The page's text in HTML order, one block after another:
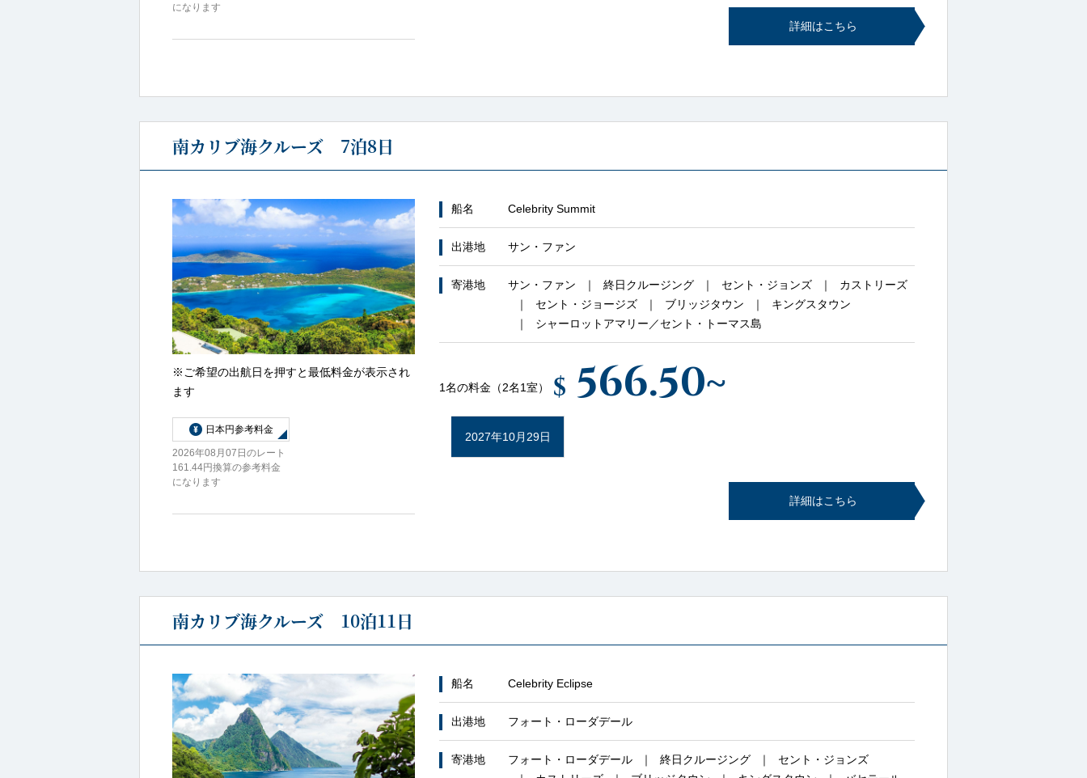
詳細はこちら
になります
南カリブ海クルーズ 7泊8日
船名 Celebrity Summit
出港地 サン・ファン
寄港地 サン・ファン 終日クルージング セント・ジョンズ
カストリーズ
セント・ジョージズ
ブリッジタウン
キングスタウン
シャーロットアマリー／セント・トーマス島
1名の料金（2名1室） $ 566.50~
2027年10月29日
詳細はこちら
※ご希望の出航日を押すと最低料金が表示され
ます
日本円参考料金
2026年08月07日のレート
161.44円換算の参考料金
になります
南カリブ海クルーズ 10泊11日
船名 Celebrity Eclipse
出港地 フォート・ローダデール
寄港地 フォート・ローダデール 終日クルージング
セント・ジョンズ